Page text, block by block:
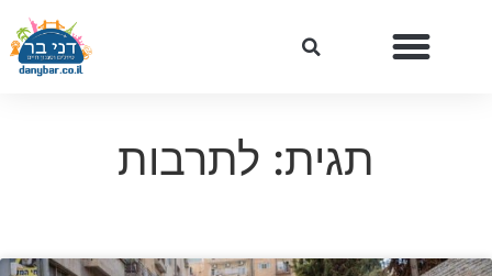
תגית: לתרבות